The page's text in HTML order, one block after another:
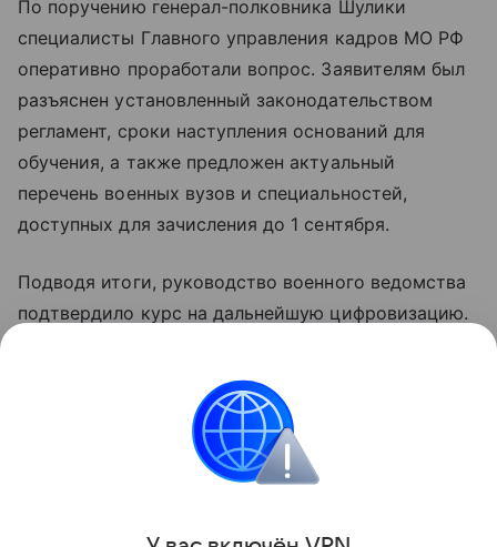
По поручению генерал-полковника Шулики
специалисты Главного управления кадров МО РФ
оперативно проработали вопрос. Заявителям был
разъяснен установленный законодательством
регламент, сроки наступления оснований для
обучения, а также предложен актуальный
перечень военных вузов и специальностей,
доступных для зачисления до 1 сентября.
Подводя итоги, руководство военного ведомства
подтвердило курс на дальнейшую цифровизацию.
рассматривается как ключевой инструмент для
сокращения сроков рассмотрения запросов с
нынешних двух-трех недель до пяти или даже
Поделиться